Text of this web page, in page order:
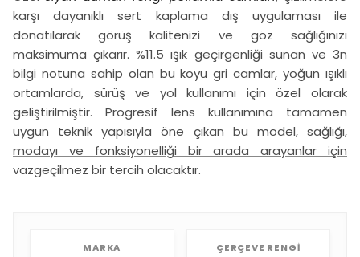
karşı dayanıklı sert kaplama dış uygulaması ile
donatılarak görüş kalitenizi ve göz sağlığınızı
maksimuma çıkarır. %11.5 ışık geçirgenliği sunan ve 3n
bilgi notuna sahip olan bu koyu gri camlar, yoğun ışıklı
ortamlarda, sürüş ve yol kullanımı için özel olarak
geliştirilmiştir. Progresif lens kullanımına tamamen
uygun teknik yapısıyla öne çıkan bu model, sağlığı,
modayı ve fonksiyonelliği bir arada arayanlar için
vazgeçilmez bir tercih olacaktır.
MARKA ÇERÇEVE RENGI